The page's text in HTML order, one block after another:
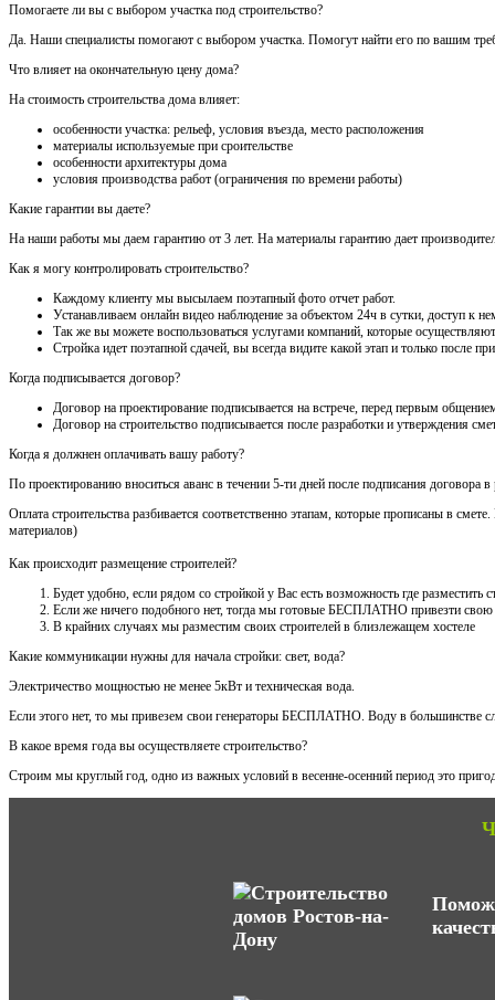
Помогаете ли вы с выбором участка под строительство?
Да. Наши специалисты помогают с выбором участка. Помогут найти его по вашим
Что влияет на окончательную цену дома?
На стоимость строительства дома влияет:
особенности участка: рельеф, условия въезда, место расположения
материалы используемые при сроительстве
особенности архитектуры дома
условия производства работ (ограничения по времени работы)
Какие гарантии вы даете?
На наши работы мы даем гарантию от 3 лет. На материалы гарантию дает
Как я могу контролировать строительство?
Каждому клиенту мы высылаем поэтапный фото отчет работ.
Устанавливаем онлайн видео наблюдение за объектом 24ч в сутки, доступ к
Так же вы можете воспользоваться услугами компаний, которые
Стройка идет поэтапной сдачей, вы всегда видите какой этап и только
Когда подписывается договор?
Договор на проектирование подписывается на встрече, перед первым
Договор на строительство подписывается после разработки и утверждения
Когда я должнен оплачивать вашу работу?
По проектированию вноситься аванс в течении 5-ти дней после подписания
Оплата строительства разбивается соответственно этапам, которые прописаны в
материалов)
Как происходит размещение строителей?
Будет удобно, если рядом со стройкой у Вас есть возможность где
Если же ничего подобного нет, тогда мы готовые БЕСПЛАТНО привезти свою
В крайних случаях мы разместим своих строителей в близлежащем хостеле
Какие коммуникации нужны для начала стройки: свет, вода?
Электричество мощностью не менее 5кВт и техническая вода.
Если этого нет, то мы привезем свои генераторы БЕСПЛАТНО. Воду в большинстве
В какое время года вы осуществляете строительство?
Строим мы круглый год, одно из важных условий в весенне-осенний период это